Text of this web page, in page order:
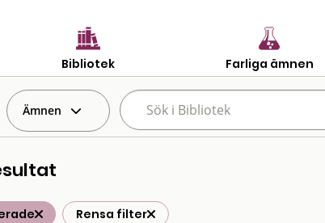
Bibliotek Farliga ämnen
Ämnen
Rensa filter